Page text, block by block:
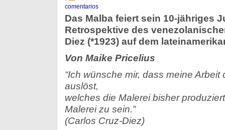
comentarios
Das Malba feiert sein 10-jähriges
Retrospektive des
Diez (*1923) auf dem
Von Maike Pricelius
“Ich wünsche mir, dass meine
auslöst,
welches die Malerei bisher
Malerei zu sein.”
(Carlos Cruz-Diez)